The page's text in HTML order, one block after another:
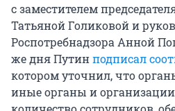
с заместителем
Татьяной Голиковой и
Роспотребнадзора Анной
же дня Путинподписал
котором уточнил, что
иные органы и